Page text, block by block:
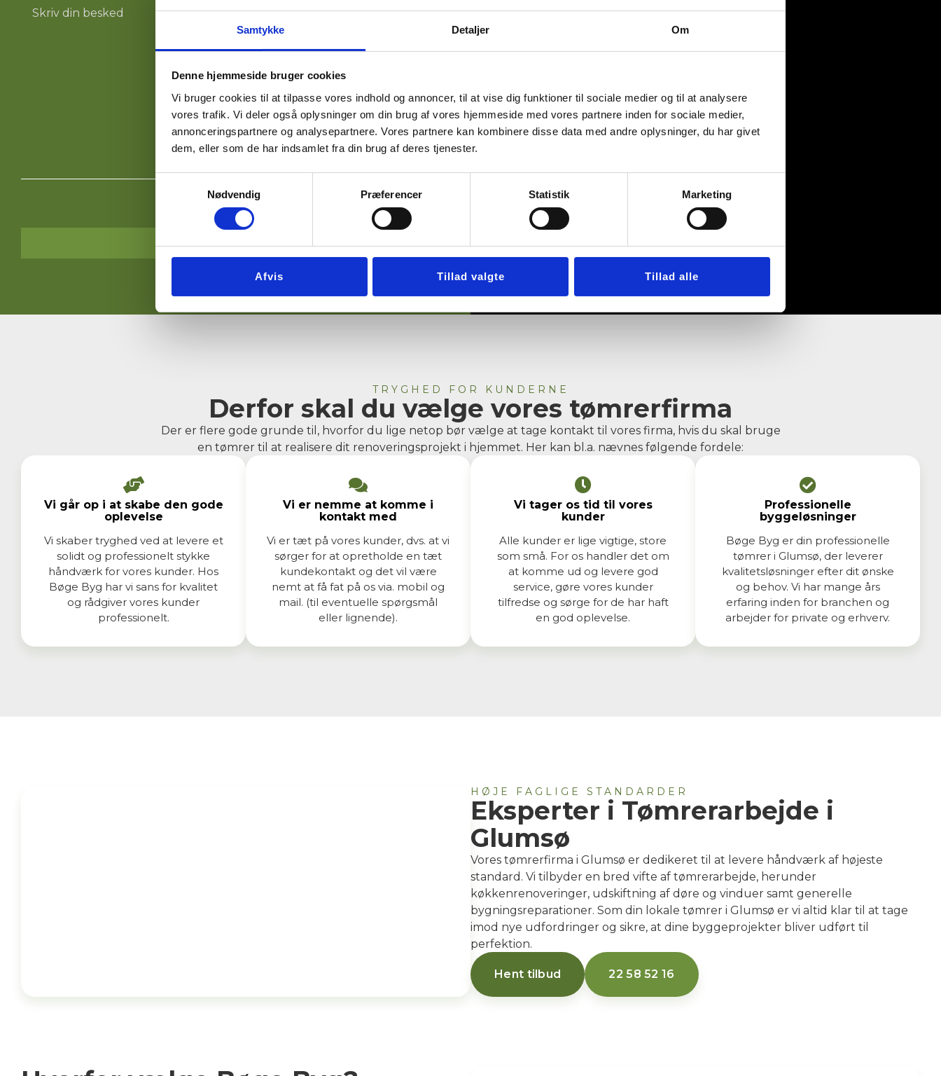
Samtykke Detaljer Om
Denne hjemmeside bruger cookies
Vi bruger cookies til at tilpasse vores indhold og annoncer, til at vise dig funktioner til sociale medier og til at analysere
vores trafik. Vi deler også oplysninger om din brug af vores hjemmeside med vores partnere inden for sociale medier,
annonceringspartnere og analysepartnere. Vores partnere kan kombinere disse data med andre oplysninger, du har givet
dem, eller som de har indsamlet fra din brug af deres tjenester.
Samtykkevalg
Nødvendig
Præferencer Statistik Marketing
Afvis Tillad valgte Tillad alle
Please
field
TRYGHED FOR KUNDERNE
Derfor skal du vælge vores tømrerfirma
​Der er flere gode grunde til, hvorfor du lige netop bør vælge at tage kontakt til vores firma, hvis du skal bruge
en tømrer til at realisere dit renoveringsprojekt i hjemmet. Her kan bl.a. nævnes følgende fordele:
Vi går op i at skabe den gode
oplevelse
Vi skaber tryghed ved at levere et
solidt og professionelt stykke
håndværk for vores kunder. Hos
Bøge Byg har vi sans for kvalitet
og rådgiver vores kunder
professionelt.
Vi er nemme at komme i
kontakt med
Vi er tæt på vores kunder, dvs. at vi
sørger for at opretholde en tæt
kundekontakt og det vil være
nemt at få fat på os via. mobil og
mail. (til eventuelle spørgsmål
eller lignende).
Vi tager os tid til vores
kunder
Alle kunder er lige vigtige, store
som små. For os handler det om
at komme ud og levere god
service, gøre vores kunder
tilfredse og sørge for de har haft
en god oplevelse.
Professionelle
byggeløsninger
Bøge Byg er din professionelle
tømrer i Glumsø, der leverer
kvalitetsløsninger efter dit ønske
og behov. Vi har mange års
erfaring inden for branchen og
arbejder for private og erhverv.
HØJE FAGLIGE STANDARDER
Eksperter i Tømrerarbejde i
Glumsø
Vores tømrerfirma i Glumsø er dedikeret til at levere håndværk af højeste
standard. Vi tilbyder en bred vifte af tømrerarbejde, herunder
køkkenrenoveringer, udskiftning af døre og vinduer samt generelle
bygningsreparationer. Som din lokale tømrer i Glumsø er vi altid klar til at tage
imod nye udfordringer og sikre, at dine byggeprojekter bliver udført til
perfektion.
Hent tilbud 22 58 52 16